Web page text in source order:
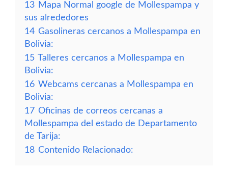
13 Mapa Normal google de Mollespampa y
sus alrededores
14 Gasolineras cercanos a Mollespampa en
Bolivia:
15 Talleres cercanos a Mollespampa en
Bolivia:
16 Webcams cercanas a Mollespampa en
Bolivia:
17 Oficinas de correos cercanas a
Mollespampa del estado de Departamento
de Tarija:
18 Contenido Relacionado: